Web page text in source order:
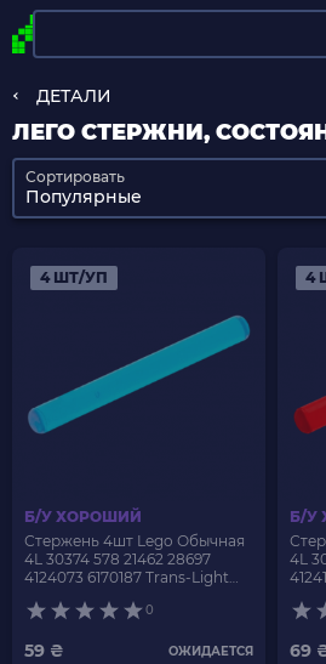
ДЕТАЛИ
ЛЕГО СТЕРЖНИ,
Сортировать
Популярные
4 ШТ/УП
Б/У ХОРОШИЙ
Стержень 4шт Lego Обычная
4L 30374 578 21462 28697
4124073 6170187 Trans-Light
0
59 ₴ ОЖИДАЕТСЯ
4
Б/У
4L
69